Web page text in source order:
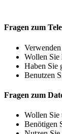
Fragen zum
Wollen Sie
Haben Sie
Benutzen
Fragen zum
Wollen Sie
Benötigen